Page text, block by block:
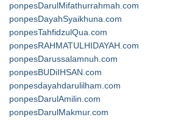
ponpesDarulMifathurrahmah.com
ponpesDayahSyaikhuna.com
ponpesTahfidzulQua.com
ponpesRAHMATULHIDAYAH.com
ponpesDarussalamnuh.com
ponpesBUDiIHSAN.com
ponpesdayahdarulilham.com
ponpesDarulAmilin.com
ponpesDarulMakmur.com